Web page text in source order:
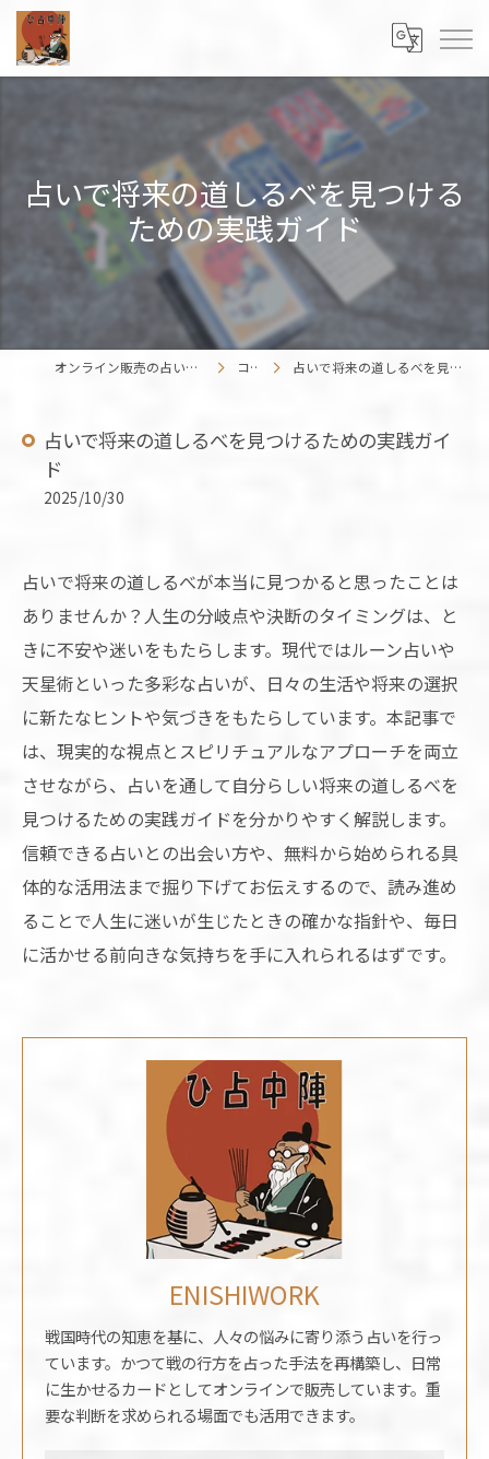
占いで将来の道しるべを見つける
ための実践ガイド
オンライン販売の占いカードはENISHIWORK コラム 占いで将来の道しるべを見つけるための実践ガイド
占いで将来の道しるべを見つけるための実践ガイ
ド
2025/10/30
占いで将来の道しるべが本当に見つかると思ったことは
ありませんか？人生の分岐点や決断のタイミングは、と
きに不安や迷いをもたらします。現代ではルーン占いや
天星術といった多彩な占いが、日々の生活や将来の選択
に新たなヒントや気づきをもたらしています。本記事で
は、現実的な視点とスピリチュアルなアプローチを両立
させながら、占いを通して自分らしい将来の道しるべを
見つけるための実践ガイドを分かりやすく解説します。
信頼できる占いとの出会い方や、無料から始められる具
体的な活用法まで掘り下げてお伝えするので、読み進め
ることで人生に迷いが生じたときの確かな指針や、毎日
に活かせる前向きな気持ちを手に入れられるはずです。
ENISHIWORK
戦国時代の知恵を基に、人々の悩みに寄り添う占いを行っ
ています。かつて戦の行方を占った手法を再構築し、日常
に生かせるカードとしてオンラインで販売しています。重
要な判断を求められる場面でも活用できます。